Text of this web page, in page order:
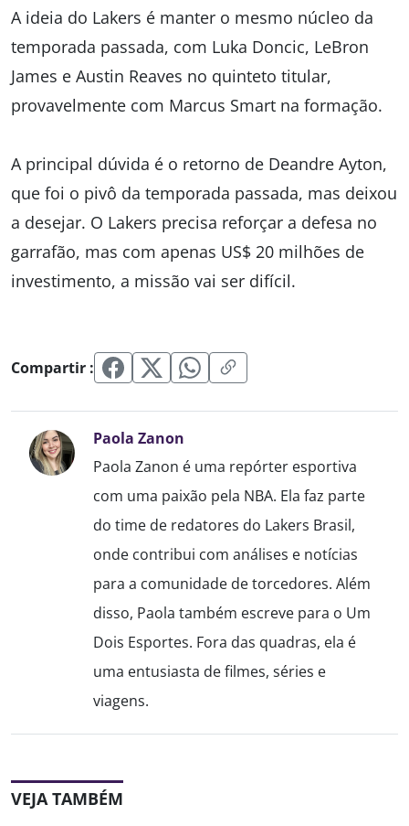
A ideia do Lakers é manter o mesmo núcleo da
temporada passada, com Luka Doncic, LeBron
James e Austin Reaves no quinteto titular,
provavelmente com Marcus Smart na formação.
A principal dúvida é o retorno de Deandre Ayton,
que foi o pivô da temporada passada, mas deixou
a desejar. O Lakers precisa reforçar a defesa no
garrafão, mas com apenas US$ 20 milhões de
investimento, a missão vai ser difícil.
Compartir :
Paola Zanon
Paola Zanon é uma repórter esportiva
com uma paixão pela NBA. Ela faz parte
do time de redatores do Lakers Brasil,
onde contribui com análises e notícias
para a comunidade de torcedores. Além
disso, Paola também escreve para o Um
Dois Esportes. Fora das quadras, ela é
uma entusiasta de filmes, séries e
viagens.
VEJA TAMBÉM